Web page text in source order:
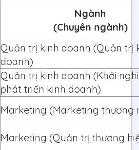
Ngành
(Chuyên ngành)
Quản trị kinh doanh (Quản trị
doanh)
Quản trị kinh doanh (Khởi
phát triển kinh doanh)
Marketing (Marketing thương
Marketing (Quản trị thương